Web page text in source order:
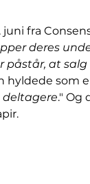
fra
deres
påstår, at salg
hyldede som
deltagere." Og